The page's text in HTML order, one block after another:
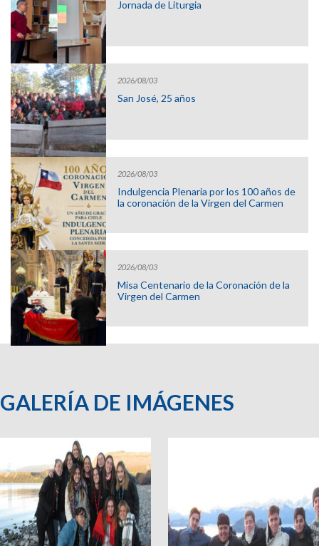
Jornada de Liturgia
2026/08/03
San José, 25 años
2026/08/03
Indulgencia Plenaria por los 100 años de
la coronación de la Virgen del Carmen
2026/08/03
Misa Centenario de la Coronación de la
Virgen del Carmen
GALERÍA DE IMÁGENES